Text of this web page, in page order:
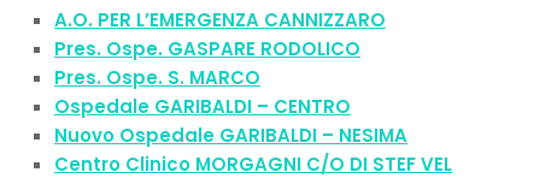
A.O. PER L’EMERGENZA CANNIZZARO
Pres. Ospe. GASPARE RODOLICO
Pres. Ospe. S. MARCO
Ospedale GARIBALDI – CENTRO
Nuovo Ospedale GARIBALDI – NESIMA
Centro Clinico MORGAGNI C/O DI STEF VEL